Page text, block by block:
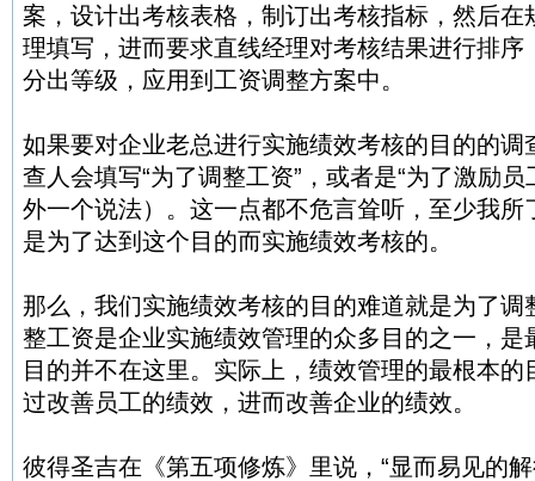
案，设计出考核表格，制订出考核指标，然后在
理填写，进而要求直线经理对考核结果进行排序
分出等级，应用到工资调整方案中。
如果要对企业老总进行实施绩效考核的目的的调
查人会填写“为了调整工资”，或者是“为了激励
外一个说法）。这一点都不危言耸听，至少我所
是为了达到这个目的而实施绩效考核的。
那么，我们实施绩效考核的目的难道就是为了
整工资是企业实施绩效管理的众多目的之一，是
目的并不在这里。实际上，绩效管理的最根本
过改善员工的绩效，进而改善企业的绩效。
彼得圣吉在《第五项修炼》里说，“显而易见的